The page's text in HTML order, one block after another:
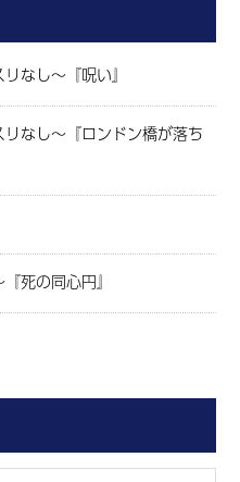
なし～『呪い』
なし～『ロンドン橋が落ち
死の同心円』